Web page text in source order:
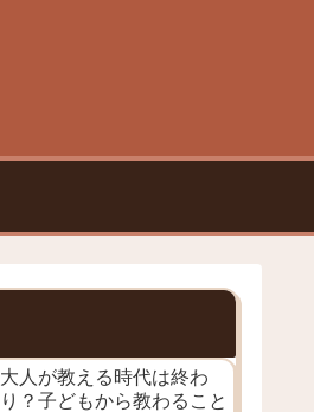
大人が教える時代は終わ
り？子どもから教わること